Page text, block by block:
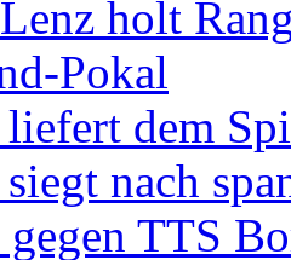
holt
Pokal
dem
nach
TTS